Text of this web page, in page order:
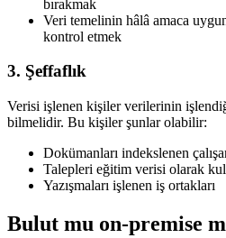
bırakmak
Veri temelinin hâlâ amaca
kontrol etmek
3. Şeffaflık
Verisi işlenen kişiler verilerinin
bilmelidir. Bu kişiler şunlar olabilir:
Dokümanları indekslenen
Talepleri eğitim verisi olarak
Yazışmaları işlenen iş ortakları
Bulut mu on-premise